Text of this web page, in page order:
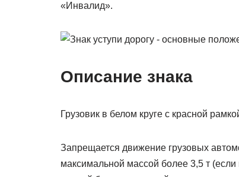
«Инвалид».
Описание знака
Грузовик в белом круге с красной
Запрещается движение грузовых
максимальной массой более 3,5 т